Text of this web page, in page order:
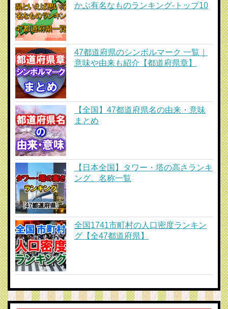
かぶ有名なものランキング-トップ10
47都道府県のシンボルマーク 一覧｜
意味や由来も紹介【都道府県章】
【全国】47都道府県名の由来・意味
まとめ
【日本全国】タワー・塔の高さランキ
ング、名称一覧
全国1741市町村の人口密度ランキン
グ【全47都道府県】